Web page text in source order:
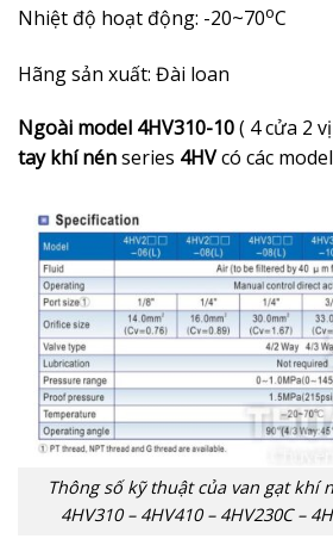
Nhiệt độ hoạt động: -20~70oC
Hãng sản xuất: Đài loan
Ngoài model 4HV310-10( 4 cửa 2
tay khí nénseries 4HVcó các
Thông số kỹ thuật của van gạt khí
4HV310 – 4HV410 – 4HV230C –